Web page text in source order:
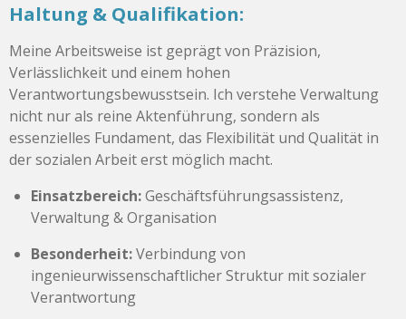
Haltung & Qualifikation:
Meine Arbeitsweise ist geprägt von Präzision,
Verlässlichkeit und einem hohen
Verantwortungsbewusstsein. Ich verstehe Verwaltung
nicht nur als reine Aktenführung, sondern als
essenzielles Fundament, das Flexibilität und Qualität in
der sozialen Arbeit erst möglich macht.
Einsatzbereich:Geschäftsführungsassistenz,
Verwaltung & Organisation
Besonderheit:Verbindung von
ingenieurwissenschaftlicher Struktur mit sozialer
Verantwortung